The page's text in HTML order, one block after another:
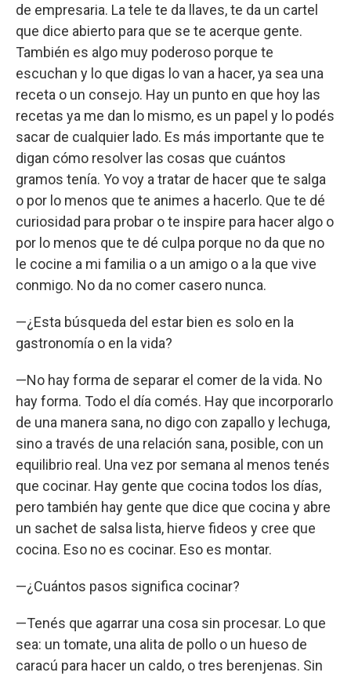
de empresaria. La tele te da llaves, te da un cartel
que dice abierto para que se te acerque gente.
También es algo muy poderoso porque te
escuchan y lo que digas lo van a hacer, ya sea una
receta o un consejo. Hay un punto en que hoy las
recetas ya me dan lo mismo, es un papel y lo podés
sacar de cualquier lado. Es más importante que te
digan cómo resolver las cosas que cuántos
gramos tenía. Yo voy a tratar de hacer que te salga
o por lo menos que te animes a hacerlo. Que te dé
curiosidad para probar o te inspire para hacer algo o
por lo menos que te dé culpa porque no da que no
le cocine a mi familia o a un amigo o a la que vive
conmigo. No da no comer casero nunca.
—¿Esta búsqueda del estar bien es solo en la
gastronomía o en la vida?
—No hay forma de separar el comer de la vida. No
hay forma. Todo el día comés. Hay que incorporarlo
de una manera sana, no digo con zapallo y lechuga,
sino a través de una relación sana, posible, con un
equilibrio real. Una vez por semana al menos tenés
que cocinar. Hay gente que cocina todos los días,
pero también hay gente que dice que cocina y abre
un sachet de salsa lista, hierve fideos y cree que
cocina. Eso no es cocinar. Eso es montar.
—¿Cuántos pasos significa cocinar?
—Tenés que agarrar una cosa sin procesar. Lo que
sea: un tomate, una alita de pollo o un hueso de
caracú para hacer un caldo, o tres berenjenas. Sin